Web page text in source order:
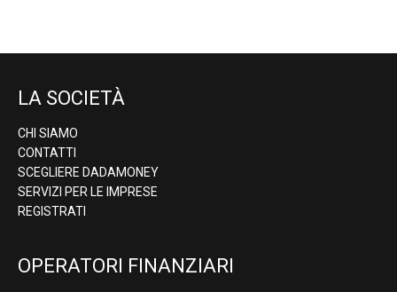
LA SOCIETÀ
CHI SIAMO
CONTATTI
SCEGLIERE DADAMONEY
SERVIZI PER LE IMPRESE
REGISTRATI
OPERATORI FINANZIARI